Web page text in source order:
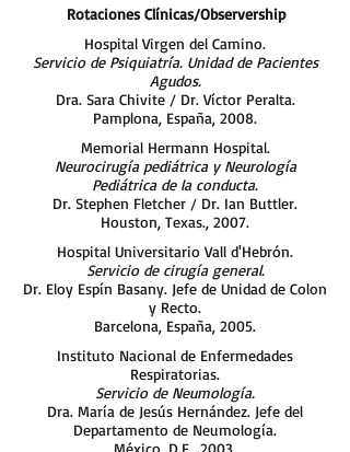
Rotaciones Clínicas/Observership
Hospital Virgen del Camino.
Servicio de Psiquiatría. Unidad de Pacientes
Agudos.
Dra. Sara Chivite / Dr. Víctor Peralta.
Pamplona, España, 2008.
Memorial Hermann Hospital.
Neurocirugía pediátrica y Neurología
Pediátrica de la conducta.
Dr. Stephen Fletcher / Dr. Ian Buttler.
Houston, Texas., 2007.
Hospital Universitario Vall d'Hebrón.
Servicio de cirugía general.
Dr. Eloy Espín Basany. Jefe de Unidad de Colon
y Recto.
Barcelona, España, 2005.
Instituto Nacional de Enfermedades
Respiratorias.
Servicio de Neumología.
Dra. María de Jesús Hernández. Jefe del
Departamento de Neumología.
México, D.F., 2003.